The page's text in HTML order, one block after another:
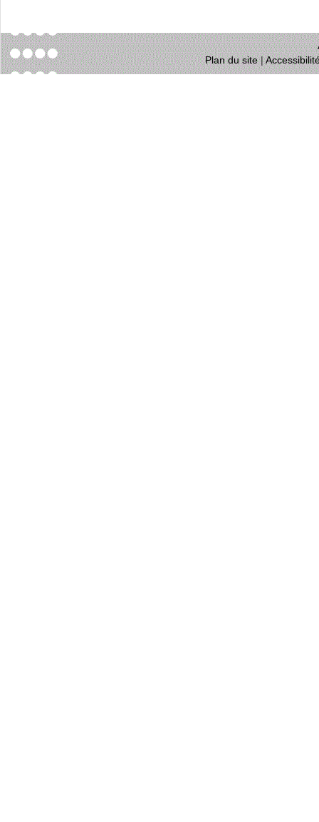
Plan du site|